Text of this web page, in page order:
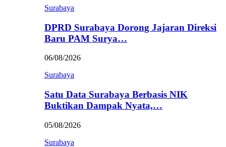
Surabaya
DPRD Surabaya Dorong Jajaran Direksi
Baru PAM Surya…
06/08/2026
Surabaya
Satu Data Surabaya Berbasis NIK
Buktikan Dampak Nyata,…
05/08/2026
Surabaya